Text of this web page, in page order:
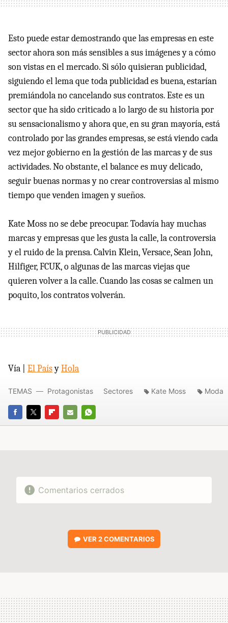
Esto puede estar demostrando que las empresas en este
sector ahora son más sensibles a sus imágenes y a cómo
son vistas en el mercado. Si sólo quisieran publicidad,
siguiendo el lema que toda publicidad es buena, estarían
premiándola no cancelando sus contratos. Este es un
sector que ha sido criticado a lo largo de su historia por
su sensacionalismo y ahora que, en su gran mayoría, está
controlado por las grandes empresas, se está viendo cada
vez mejor gobierno en la gestión de las marcas y de sus
actividades. No obstante, el balance es muy delicado,
seguir buenas normas y no crear controversias al mismo
tiempo que venden imagen y sueños.
Kate Moss no se debe preocupar. Todavía hay muchas
marcas y empresas que les gusta la calle, la controversia
y el ruido de la prensa. Calvin Klein, Versace, Sean John,
Hilfiger, FCUK, o algunas de las marcas viejas que
quieren volver a la calle. Cuando las cosas se calmen un
poquito, los contratos volverán.
Vía | El PaísyHola
FACEBOOK
TWITTERFLIPBOARD
E-
WHATSAPP
TEMAS Protagonistas Sectores Kate Moss Moda
Comentarios cerrados
VER2 COMENTARIOS